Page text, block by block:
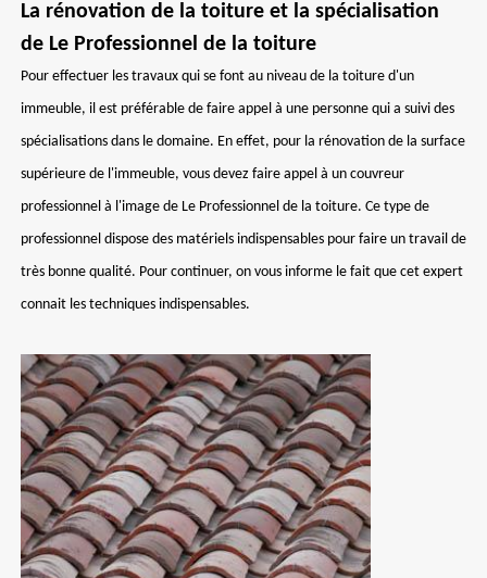
La rénovation de la toiture et la spécialisation
de Le Professionnel de la toiture
Pour effectuer les travaux qui se font au niveau de la toiture d'un
immeuble, il est préférable de faire appel à une personne qui a suivi des
spécialisations dans le domaine. En effet, pour la rénovation de la surface
supérieure de l'immeuble, vous devez faire appel à un couvreur
professionnel à l'image de Le Professionnel de la toiture. Ce type de
professionnel dispose des matériels indispensables pour faire un travail de
très bonne qualité. Pour continuer, on vous informe le fait que cet expert
connait les techniques indispensables.